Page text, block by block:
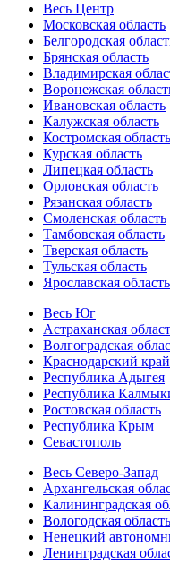
Весь Центр
Московская область
Белгородская
Брянская область
Владимирская
Воронежская
Ивановская область
Калужская область
Костромская область
Курская область
Липецкая область
Орловская область
Рязанская область
Смоленская область
Тамбовская область
Тверская область
Тульская область
Ярославская область
Весь Юг
Астраханская
Волгоградская
Краснодарский край
Республика Адыгея
Республика
Ростовская область
Республика Крым
Севастополь
Весь Северо-Запад
Архангельская
Калининградская
Вологодская область
Ненецкий
Ленинградская